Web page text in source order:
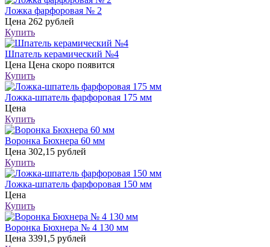
Ложка фарфоровая № 2
Цена 262 рублей
Купить
Шпатель керамический №4
Цена Цена скоро появится
Купить
Ложка-шпатель фарфоровая 175 мм
Цена
Купить
Воронка Бюхнера 60 мм
Цена 302,15 рублей
Купить
Ложка-шпатель фарфоровая 150 мм
Цена
Купить
Воронка Бюхнера № 4 130 мм
Цена 3391,5 рублей